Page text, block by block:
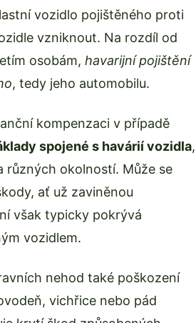
vozidlo pojištěného proti
vzniknout. Na rozdíl od
osobám, havarijní pojištění
, tedy jeho automobilu.
kompenzaci v případě
spojené s havárií vozidla,
různých okolností. Může se
ať už zaviněnou
však typicky pokrývá
vozidlem.
nehod také poškození
vichřice nebo pád